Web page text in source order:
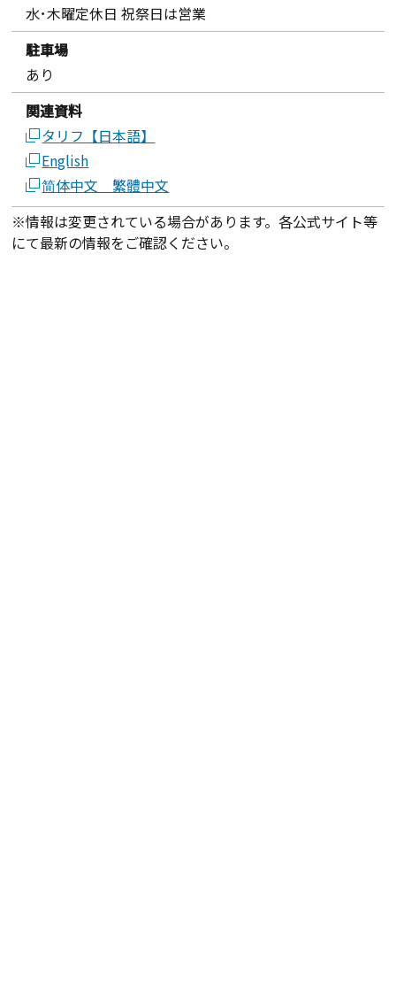
水･木曜定休日 祝祭日は営業
駐車場
あり
関連資料
タリフ【日本語】
English
简体中文 繁體中文
※情報は変更されている場合があります。各公式サイト等
にて最新の情報をご確認ください。